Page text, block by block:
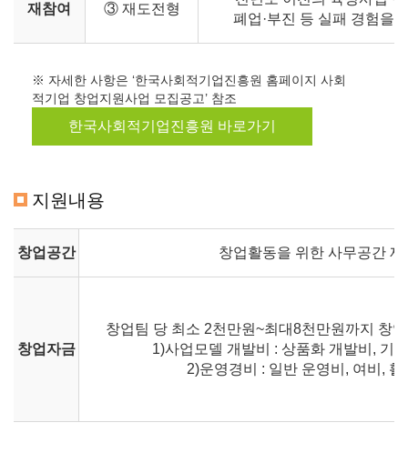
재참여 ③ 재도전형
폐업·부진 등 실패 경험을
※ 자세한 사항은 ‘한국사회적기업진흥원 홈페이지 사회
적기업 창업지원사업 모집공고’ 참조
한국사회적기업진흥원 바로가기
지원내용
창업공간 창업활동을 위한 사무공간 제
창업자금
창업팀 당 최소 2천만원~최대8천만원까지 창
1)사업모델 개발비 : 상품화 개발비, 기
2)운영경비 : 일반 운영비, 여비, 활